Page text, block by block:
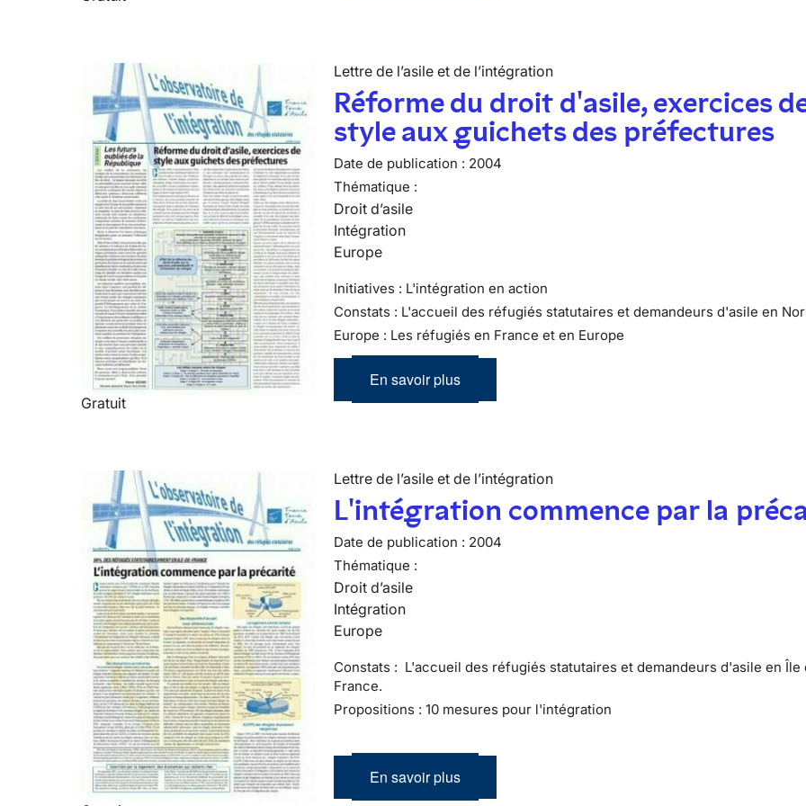
Gratuit
Lettre de l’asile et de l’intégration
Réforme du droit d'asile, exercices
style aux guichets des préfectures
Date de publication : 2004
Thématique :
Droit d’asile
Intégration
Europe
Initiatives : L'intégration en action
Constats : L'accueil des réfugiés statutaires et demandeurs d'asile en
Europe : Les réfugiés en France et en Europe
En savoir plus
Lettre de l’asile et de l’intégration
L'intégration commence par la
Date de publication : 2004
Thématique :
Droit d’asile
Intégration
Europe
Constats : L'accueil des réfugiés statutaires et demandeurs d'asile en Île
France.
Propositions : 10 mesures pour l'intégration
En savoir plus